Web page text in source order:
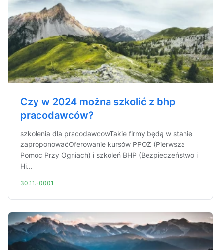
Czy w 2024 można szkolić z bhp
pracodawców?
szkolenia dla pracodawcowTakie firmy będą w stanie
zaproponowaćOferowanie kursów PPOŻ (Pierwsza
Pomoc Przy Ogniach) i szkoleń BHP (Bezpieczeństwo i
Hi...
30.11.-0001